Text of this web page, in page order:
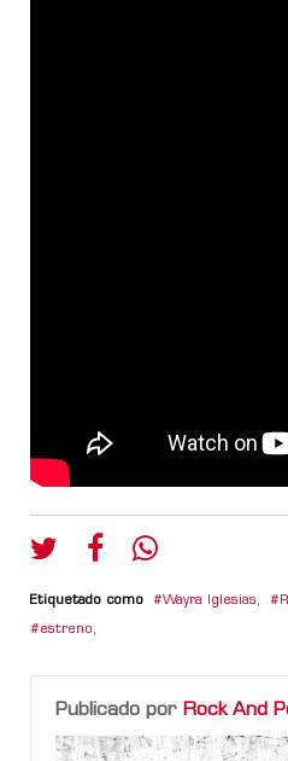
Etiquetado como Wayra Iglesias,
estreno,
Publicado por Rock And